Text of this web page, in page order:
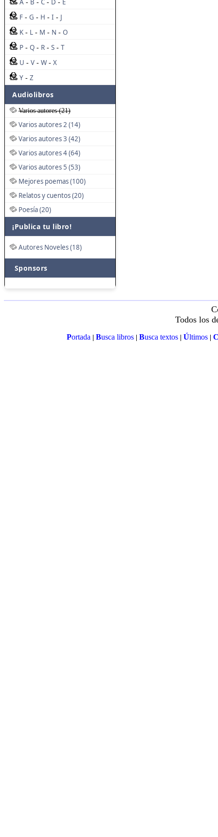
A - B - C - D - E
F - G - H - I - J
K - L - M - N - O
P - Q - R - S - T
U - V - W - X
Y - Z
Audiolibros
Varios autores (21)
Varios autores 2 (14)
Varios autores 3 (42)
Varios autores 4 (64)
Varios autores 5 (53)
Mejores poemas (100)
Relatos y cuentos (20)
Poesía (20)
¡Publica tu libro!
Autores Noveles (18)
Sponsors
Todos los
Portada| Busca libros| Busca textos| Últimos|